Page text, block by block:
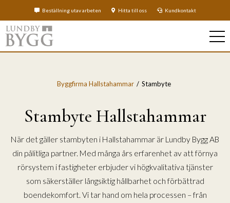
Beställning utav arbeten Hitta till oss Kundkontakt
Byggfirma Hallstahammar Stambyte
Stambyte Hallstahammar
När det gäller stambyten i Hallstahammar är Lundby Bygg AB
din pålitliga partner. Med många års erfarenhet av att förnya
rörsystem i fastigheter erbjuder vi högkvalitativa tjänster
som säkerställer långsiktig hållbarhet och förbättrad
boendekomfort. Vi tar hand om hela processen – från